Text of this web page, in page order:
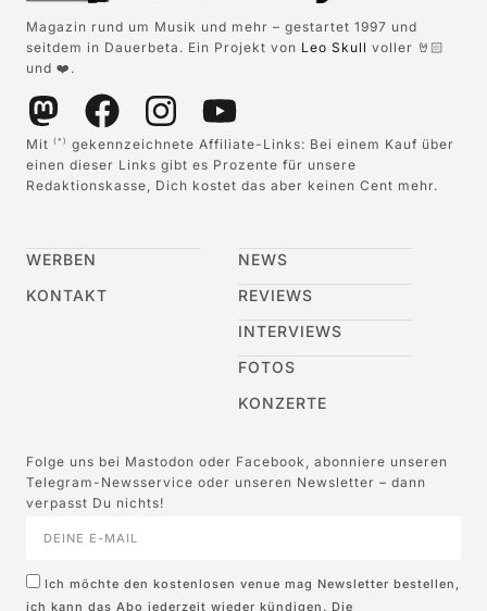
Magazin rund um Musik und mehr – gestartet 1997 und
seitdem in Dauerbeta. Ein Projekt von Leo Skull voller 🤘🏻
und ❤️.
Mit (*)
gekennzeichnete Affiliate-Links: Bei einem Kauf über
einen dieser Links gibt es Prozente für unsere
Redaktionskasse, Dich kostet das aber keinen Cent mehr.
WERBEN
KONTAKT
NEWS
REVIEWS
INTERVIEWS
FOTOS
KONZERTE
Folge uns bei Mastodon oder Facebook, abonniere unseren
Telegram-Newsservice oder unseren Newsletter – dann
verpasst Du nichts!
Ich möchte den kostenlosen venue mag Newsletter bestellen,
ich kann das Abo jederzeit wieder kündigen. Die